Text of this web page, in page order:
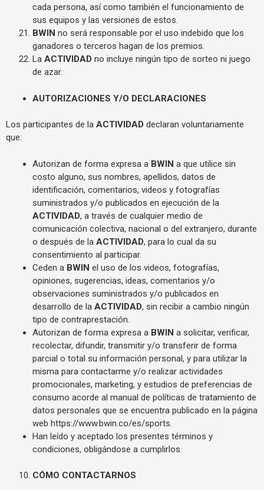
cada persona, así como también el funcionamiento de
sus equipos y las versiones de estos.
BWIN no será responsable por el uso indebido que los
ganadores o terceros hagan de los premios.
La ACTIVIDAD no incluye ningún tipo de sorteo ni juego
de azar.
AUTORIZACIONES Y/O DECLARACIONES
Los participantes de la ACTIVIDAD declaran voluntariamente
que:
Autorizan de forma expresa a BWIN a que utilice sin
costo alguno, sus nombres, apellidos, datos de
identificación, comentarios, videos y fotografías
suministrados y/o publicados en ejecución de la
ACTIVIDAD, a través de cualquier medio de
comunicación colectiva, nacional o del extranjero, durante
o después de la ACTIVIDAD, para lo cual da su
consentimiento al participar.
Ceden a BWIN el uso de los videos, fotografías,
opiniones, sugerencias, ideas, comentarios y/o
observaciones suministrados y/o publicados en
desarrollo de la ACTIVIDAD, sin recibir a cambio ningún
tipo de contraprestación.
Autorizan de forma expresa a BWIN a solicitar, verificar,
recolectar, difundir, transmitir y/o transferir de forma
parcial o total su información personal, y para utilizar la
misma para contactarme y/o realizar actividades
promocionales, marketing, y estudios de preferencias de
consumo acorde al manual de políticas de tratamiento de
datos personales que se encuentra publicado en la página
web https://www.bwin.co/es/sports
Han leído y aceptado los presentes términos y
condiciones, obligándose a cumplirlos.
CÓMO CONTACTARNOS